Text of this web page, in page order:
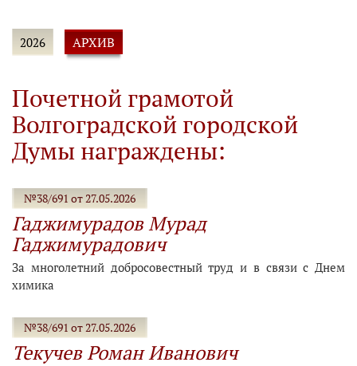
2026 АРХИВ
Почетной грамотой
Волгоградской городской
Думы награждены:
№38/691 от 27.05.2026
Гаджимурадов Мурад
Гаджимурадович
За многолетний добросовестный труд и в связи с Днем
химика
№38/691 от 27.05.2026
Текучев Роман Иванович